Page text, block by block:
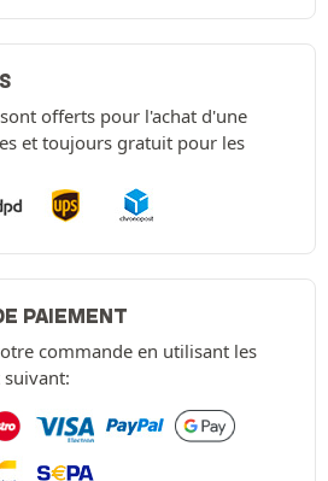
offerts pour l'achat d'une
et toujours gratuit pour les
PAIEMENT
commande en utilisant les